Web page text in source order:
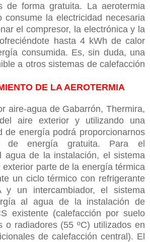
de forma gratuita. La aerotermia
consume la electricidad necesaria
el compresor, la electrónica y la
hasta 4 kWh de calor
consumida. Es, sin duda, una
a otros sistemas de calefacción
DE LA AEROTERMIA
aire-agua de Gabarrón, Thermira,
aire exterior y utilizando una
de energía podrá proporcionarnos
de energía gratuita. Para el
agua de la instalación, el sistema
parte de la energía térmica
un ciclo térmico con refrigerante
y un intercambiador, el sistema
al agua de la instalación de
existente (calefacción por suelo
o radiadores (55 ºC) utilizados en
de calefacción central). El